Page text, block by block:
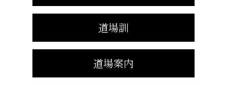
道場訓
道場案内